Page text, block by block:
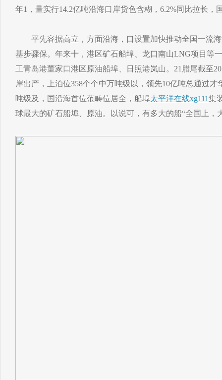
年1，量实行14.2亿吨沿海口岸货色含糊，6.2%同比拉长，
平先容据高立，方面沿海，口设置加快推动全国一流海
基步骤保。年来十，港区矿石船埠、龙口南山LNG项目等
工青岛港董家口港区原油船埠、日照港岚山。21腊尾截至
岸出产，上泊位358个个中万吨级以，领先10亿吨总通过才
吨级及，国沿海首位范畴位居全，船埠太平洋在线xg111集
球最大的矿石船埠、原油。以说可，有多大的船“全国上，